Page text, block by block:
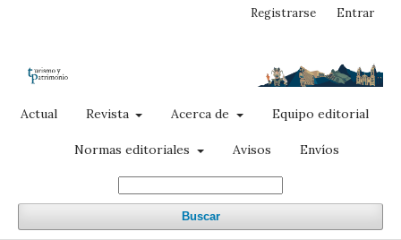
Actual Revista Acerca de Equipo editorial
Normas editoriales Avisos Envíos
Buscar
Registrarse Entrar